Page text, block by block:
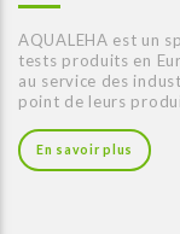
AQUALEHA est un
tests produits en
au service des
point de leurs
En savoir plus